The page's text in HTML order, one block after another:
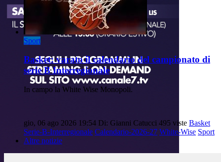
Sport
Basket: varato il calendario del campionato di
serie B Interregionale
In campo la White Wise Monopoli.
gio, 06 ago 2026 19:54 Di: Gianni Catucci 495 viste Basket
Serie-B-Interregionale Calendario-2026-27 White-Wise Sport
Altre notizie